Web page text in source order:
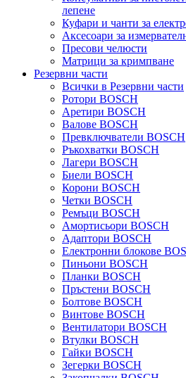
лепене
Куфари и чанти за
Аксесоари за
Пресови челюсти
Матрици за кримпване
Резервни части
Всички в Резервни части
Ротори BOSCH
Аретири BOSCH
Валове BOSCH
Превключватели BOSCH
Ръкохватки BOSCH
Лагери BOSCH
Биели BOSCH
Корони BOSCH
Четки BOSCH
Ремъци BOSCH
Амортисьори BOSCH
Адаптори BOSCH
Електронни блокове
Пиньони BOSCH
Планки BOSCH
Пръстени BOSCH
Болтове BOSCH
Винтове BOSCH
Вентилатори BOSCH
Втулки BOSCH
Гайки BOSCH
Зегерки BOSCH